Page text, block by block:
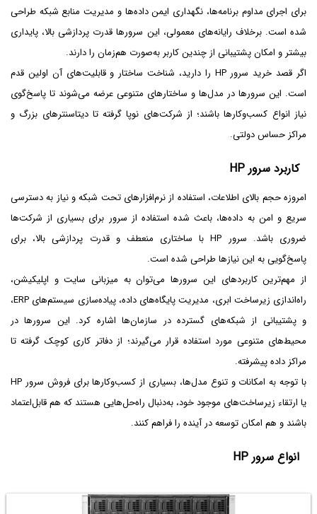
برای اجرای مداوم برنامه‌ها، نگهداری ایمن داده‌ها و مدیریت منابع شبکه طراحی
شده است. برخلاف رایانه‌های معمولی، این سرورها قدرت پردازشی بالا، پایداری
بیشتر و امکان پشتیبانی از چندین کاربر به‌صورت هم‌زمان را دارند.
اگر قصد خرید سرور HP را دارید، شناخت ساختار و قابلیت‌های آن اولین قدم
است. این سرورها در مدل‌ها و ساختارهای متنوعی عرضه می‌شوند تا پاسخ‌گوی
نیاز انواع کسب‌وکارها باشند؛ از شرکت‌های نوپا گرفته تا دیتاسنترهای بزرگ و
مراکز حساس دولتی.
کاربرد سرور HP
امروزه حجم بالای اطلاعات، استفاده از نرم‌افزارهای تحت شبکه و نیاز به دسترسی
سریع و امن به داده‌ها، باعث شده استفاده از سرور برای بسیاری از شرکت‌ها
ضروری باشد. سرور HP با ساختاری منعطف و قدرت پردازشی بالا، برای
پاسخ‌گویی به این نیازها طراحی شده است.
از مهم‌ترین کاربردهای این سرورها می‌توان به میزبانی سایت و اپلیکیشن،
راه‌اندازی زیرساخت ابری، مدیریت پایگاه‌های داده، پیاده‌سازی سیستم‌های ERP،
و پشتیبانی از شبکه‌های گسترده در سازمان‌ها اشاره کرد. این سرورها در
محیط‌های متنوعی مورد استفاده قرار می‌گیرند؛ از دفاتر کاری کوچک گرفته تا
مراکز داده پیشرفته.
با توجه به امکانات و تنوع مدل‌ها، بسیاری از کسب‌وکارها برای فروش سرور HP
یا ارتقاء زیرساخت‌های موجود خود، به‌دنبال راه‌حل‌هایی هستند که هم قابل‌اعتماد
باشند و هم امکان توسعه در آینده را فراهم کنند.
انواع سرور HP